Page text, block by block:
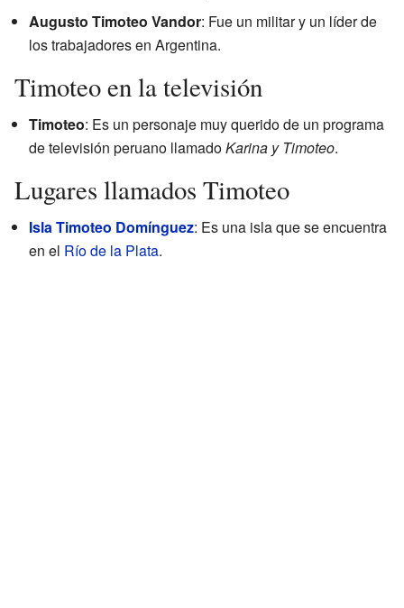
Augusto Timoteo Vandor: Fue un militar y un líder de
los trabajadores en Argentina.
Timoteo en la televisión
Timoteo: Es un personaje muy querido de un programa
de televisión peruano llamadoKarina y Timoteo.
Lugares llamados Timoteo
Isla Timoteo Domínguez: Es una isla que se encuentra
en el Río de la Plata.